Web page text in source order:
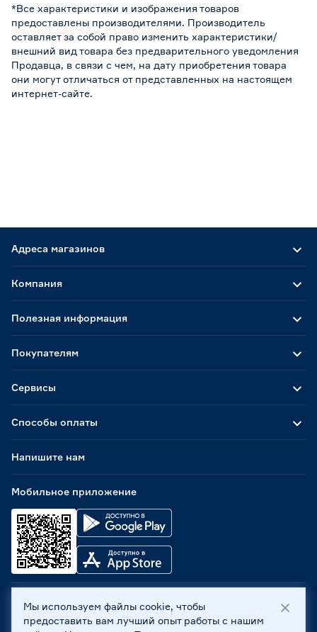
*Все характеристики и изображения товаров
предоставлены производителями. Производитель
оставляет за собой право изменить характеристики/
внешний вид товара без предварительного уведомления
Продавца, в связи с чем, на дату приобретения товара
они могут отличаться от представленных на настоящем
интернет-сайте.
Адреса магазинов
Способы оплаты
Мобильное приложение
Компания
Полезная информация
Покупателям
Сервисы
Напишите нам
ООО «Бауцентр Рус» 2004 -2026, 236029, г. Калининград,
ул. А.Невского, 205. ИНН 7702596813, КПП 390601001 ©
Мы используем файлы cookie, чтобы
предоставить вам лучший опыт работы с нашим